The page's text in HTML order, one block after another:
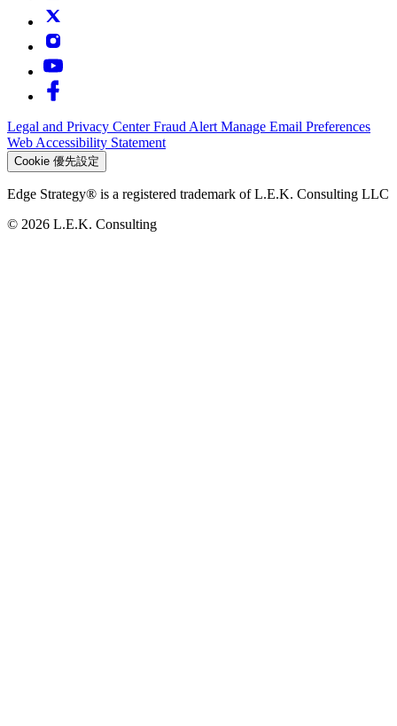
Legal and Privacy CenterFraud AlertManage Email Preferences
Web Accessibility Statement
Cookie 優先設定
Edge Strategy® is a registered trademark of L.E.K. Consulting LLC
© 2026 L.E.K. Consulting